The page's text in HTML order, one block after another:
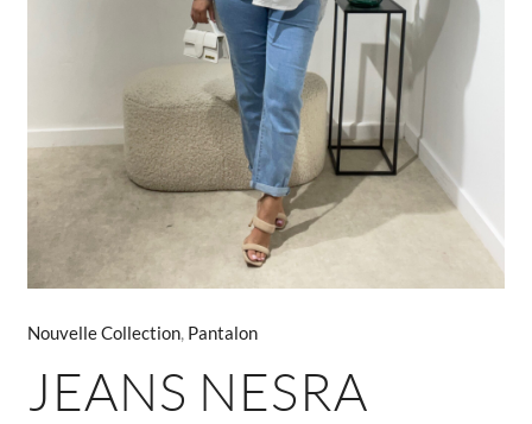
Nouvelle Collection, Pantalon
JEANS NESRA